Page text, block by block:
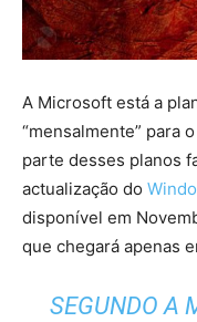
A Microsoft está a
“mensalmente” para
parte desses planos
actualização do
disponível em
que chegará apenas
SEGUNDO A